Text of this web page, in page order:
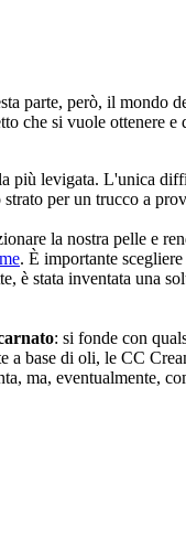
parte, però, il mondo
che si vuole ottenere
più levigata. L'unica
per un trucco a
la nostra pelle e
. È importante
è stata inventata una
: si fonde con
base di oli, le CC
ma, eventualmente,